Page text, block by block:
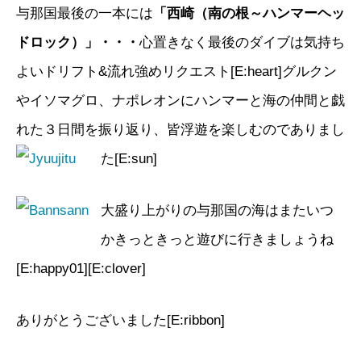
与那国最後の一本には 「西崎（南の根～ハンマーヘッ
ドロック）」・・・心置きなく最後のダイブは気持ち
よいドリフト&流れ強めリクエスト[E:heart]グルクン
やイソマグロ、ナポレオンにハンマーと海の仲間と戯
れた３日間を振り返り、皆浮遊を楽しむのでありまし
た[E:sun]
大盛り上がりの与那国の海はまたいつ
かきっときっと遊びに行きましょうね
[E:happy01][E:clover]
ありがとうございました[E:ribbon]